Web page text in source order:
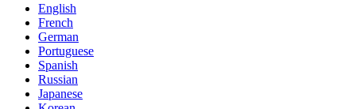
English
French
German
Portuguese
Spanish
Russian
Japanese